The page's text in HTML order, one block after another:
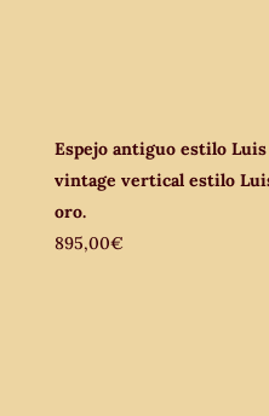
Espejo antiguo estilo Luis
vintage vertical estilo
oro.
895,00€